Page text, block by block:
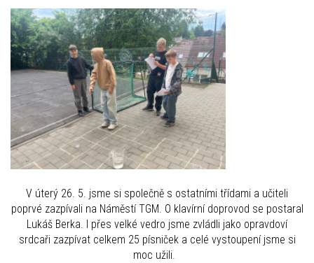
V úterý 26. 5. jsme si společně s ostatními třídami a učiteli
poprvé zazpívali na Náměstí TGM. O klavírní doprovod se postaral
Lukáš Berka. I přes velké vedro jsme zvládli jako opravdoví
srdcaři zazpívat celkem 25 písniček a celé vystoupení jsme si
moc užili.